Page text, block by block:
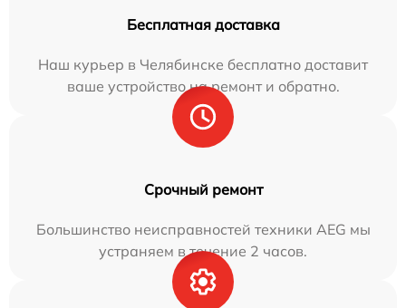
Бесплатная доставка
Наш курьер в Челябинске бесплатно доставит
ваше устройство на ремонт и обратно.
Срочный ремонт
Большинство неисправностей техники AEG мы
устраняем в течение 2 часов.